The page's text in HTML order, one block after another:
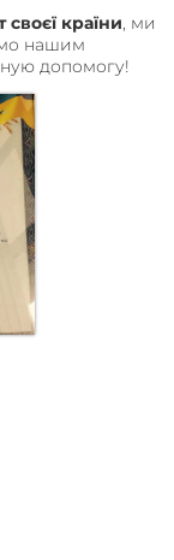
країни, ми
нашим
допомогу!